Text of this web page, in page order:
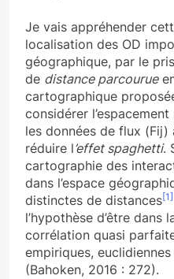
Je vais appréhender
localisation des OD
géographique, par le
de distance parcourue
cartographique
considérer
les données de flux
réduire l’effet spaghetti.
cartographie des
dans l’espace
distinctes de distances[1]
l’hypothèse d’être dans
corrélation quasi
empiriques,
(Bahoken, 2016 : 272).